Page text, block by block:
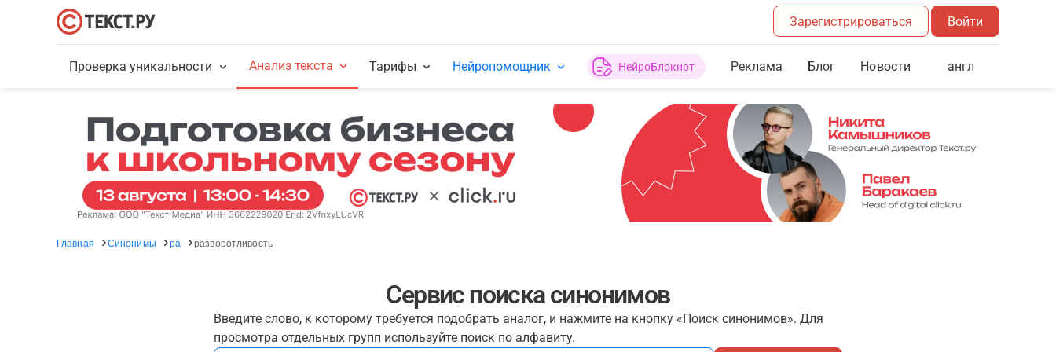
Зарегистрироваться Войти
Проверка уникальности Анализ текста Тарифы Нейропомощник НейроБлокнот Реклама Блог Новости англ
Главная Синонимы ра разворотливость
Сервис поиска синонимов
Введите слово, к которому требуется подобрать аналог, и нажмите на кнопку «Поиск синонимов». Для
просмотра отдельных групп используйте поиск по алфавиту.